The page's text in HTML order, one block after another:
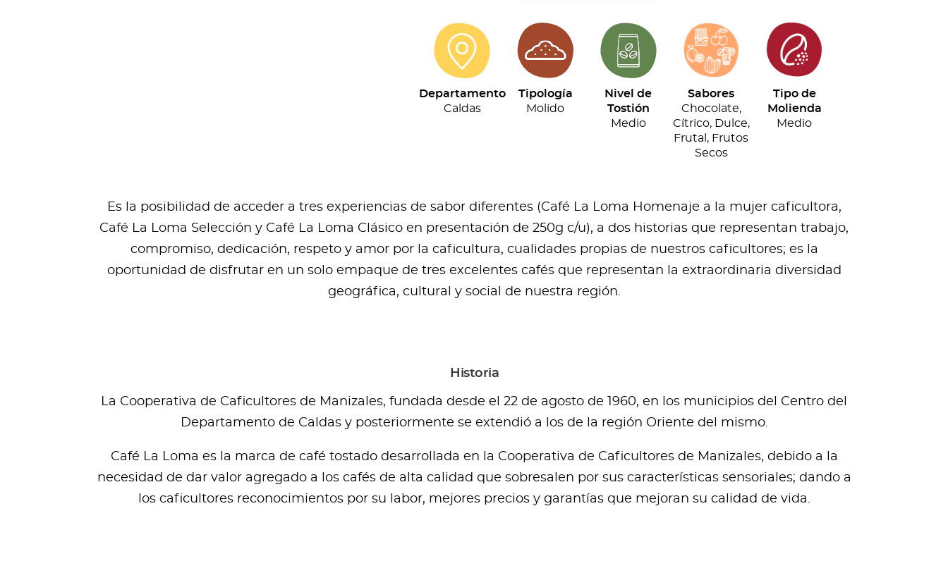
Kit
Tripack
(250g
c/u)
Departamento
Caldas
Tipología
Molido
Nivel de
Tostión
Medio
Sabores
Chocolate,
Cítrico, Dulce,
Frutal, Frutos
Secos
Tipo de
Molienda
Medio
Es la posibilidad de acceder a tres experiencias de sabor diferentes (Café La Loma Homenaje a la mujer caficultora,
Café La Loma Selección y Café La Loma Clásico en presentación de 250g c/u), a dos historias que representan trabajo,
compromiso, dedicación, respeto y amor por la caficultura, cualidades propias de nuestros caficultores; es la
oportunidad de disfrutar en un solo empaque de tres excelentes cafés que representan la extraordinaria diversidad
geográfica, cultural y social de nuestra región.
Historia
La Cooperativa de Caficultores de Manizales, fundada desde el 22 de agosto de 1960, en los municipios del Centro del
Departamento de Caldas y posteriormente se extendió a los de la región Oriente del mismo.
Café La Loma es la marca de café tostado desarrollada en la Cooperativa de Caficultores de Manizales, debido a la
necesidad de dar valor agregado a los cafés de alta calidad que sobresalen por sus características sensoriales; dando a
los caficultores reconocimientos por su labor, mejores precios y garantías que mejoran su calidad de vida.